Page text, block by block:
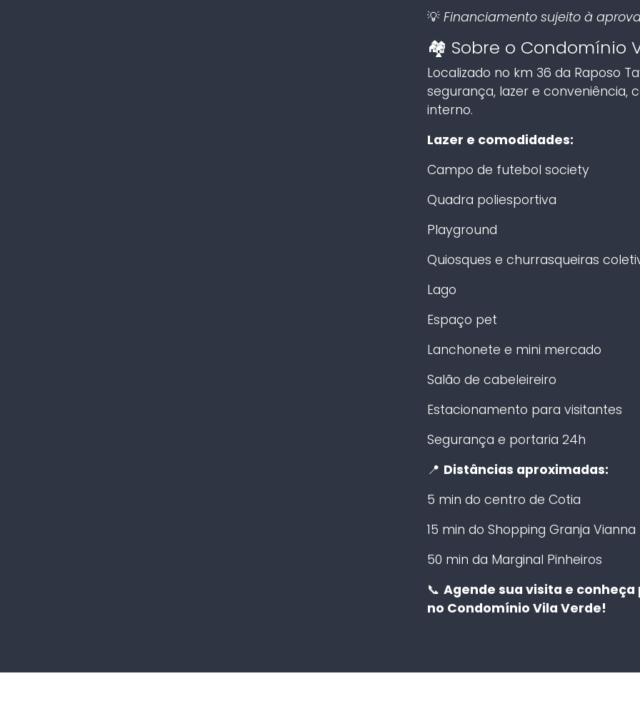
💡 Financiamento sujeito à
🏘️ Sobre o Condomínio
Localizado no km 36 da Raposo
segurança, lazer e
interno.
Lazer e comodidades:
Campo de futebol society
Quadra poliesportiva
Playground
Quiosques e churrasqueiras
Lago
Espaço pet
Lanchonete e mini mercado
Salão de cabeleireiro
Estacionamento para visitantes
Segurança e portaria 24h
📍 Distâncias aproximadas:
5 min do centro de Cotia
15 min do Shopping Granja Vianna
50 min da Marginal Pinheiros
📞 Agende sua visita e
no Condomínio Vila Verde!